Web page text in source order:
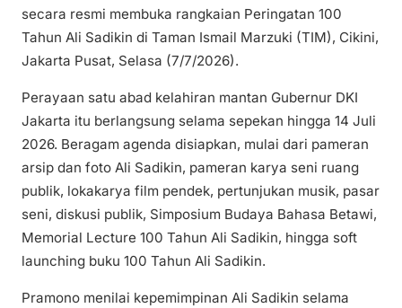
secara resmi membuka rangkaian Peringatan 100
Tahun Ali Sadikin di Taman Ismail Marzuki (TIM), Cikini,
Jakarta Pusat, Selasa (7/7/2026).
Perayaan satu abad kelahiran mantan Gubernur DKI
Jakarta itu berlangsung selama sepekan hingga 14 Juli
2026. Beragam agenda disiapkan, mulai dari pameran
arsip dan foto Ali Sadikin, pameran karya seni ruang
publik, lokakarya film pendek, pertunjukan musik, pasar
seni, diskusi publik, Simposium Budaya Bahasa Betawi,
Memorial Lecture 100 Tahun Ali Sadikin, hingga soft
launching buku 100 Tahun Ali Sadikin.
Pramono menilai kepemimpinan Ali Sadikin selama